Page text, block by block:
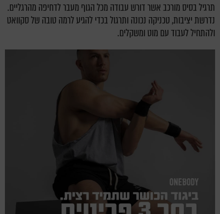
תרגיל בסיס מורכב אשר דורש עבודה מכל הגוף מעבר לדחיפה מהרגליים.
נדרשת יציבות, טכניקה נכונה ותרגול בכדי להגיע לרמה טובה של סקוואט
ולהתחיל לעבוד עם מוט ומשקלים.